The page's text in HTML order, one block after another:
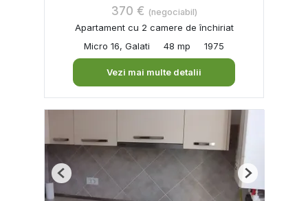
370 € (negociabil)
Apartament cu 2 camere de închiriat
Micro 16, Galati
48 mp 1975
Vezi mai multe detalii
Previous Next